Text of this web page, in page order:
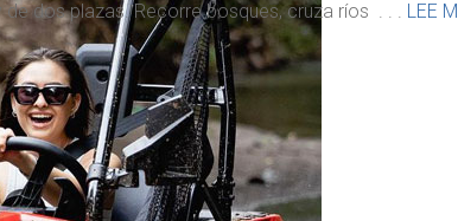
dos plazas. Recorre bosques, cruza ríos . . . LEE